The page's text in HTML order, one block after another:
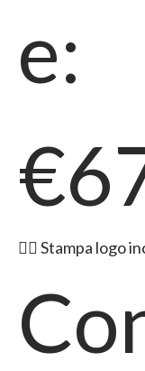
e:
👉🏻 Stampa logo